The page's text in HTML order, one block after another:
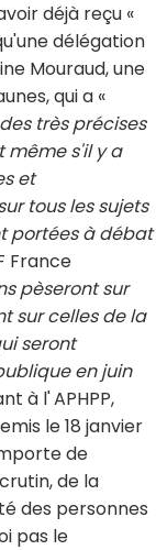
déjà reçu «
délégation
Mouraud, une
qui a «
très précises
même s'il y a
et
tous les sujets
portées à débat
France
pèseront sur
sur celles de la
seront
en juin
à l'APHPP,
le 18 janvier
de
de la
des personnes
pas le